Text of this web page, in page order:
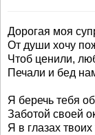
Дорогая моя
От души хочу
Чтоб ценили,
Печали и бед
Я беречь тебя
Заботой своей
Я в глазах